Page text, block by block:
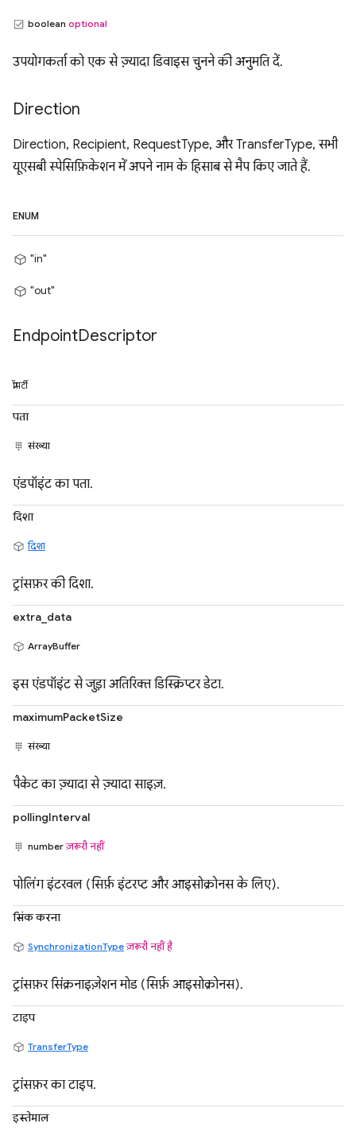
boolean optional
उपयोगकर्ता को एक से ज़्यादा डिवाइस चुनने की अनुमति दें.
Direction
Direction, Recipient, RequestType, और TransferType, सभी
यूएसबी स्पेसिफ़िकेशन में अपने नाम के हिसाब से मैप किए जाते हैं.
ENUM
"in"
"out"
EndpointDescriptor
प्रॉपर्टी
पता
संख्या
एंडपॉइंट का पता.
दिशा
दिशा
ट्रांसफ़र की दिशा.
extra_data
ArrayBuffer
इस एंडपॉइंट से जुड़ा अतिरिक्त डिस्क्रिप्टर डेटा.
maximumPacketSize
संख्या
पैकेट का ज़्यादा से ज़्यादा साइज़.
pollingInterval
numberज़रूरी नहीं
पोलिंग इंटरवल (सिर्फ़ इंटरप्ट और आइसोक्रोनस के लिए).
सिंक करना
SynchronizationType ज़रूरी नहीं है
ट्रांसफ़र सिंक्रनाइज़ेशन मोड (सिर्फ़ आइसोक्रोनस).
टाइप
TransferType
ट्रांसफ़र का टाइप.
इस्तेमाल